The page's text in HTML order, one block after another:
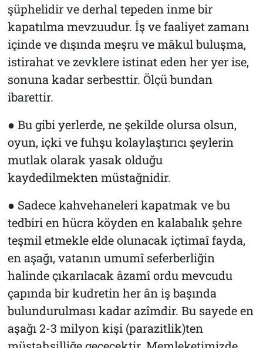
şüphelidir ve derhal tepeden inme bir
kapatılma mevzuudur. İş ve faaliyet zamanı
içinde ve dışında meşru ve mâkul buluşma,
istirahat ve zevklere istinat eden her yer ise,
sonuna kadar serbesttir. Ölçü bundan
ibarettir.
● Bu gibi yerlerde, ne şekilde olursa olsun,
oyun, içki ve fuhşu kolaylaştırıcı şeylerin
mutlak olarak yasak olduğu
kaydedilmekten müstağnidir.
● Sadece kahvehaneleri kapatmak ve bu
tedbiri en hücra köyden en kalabalık şehre
teşmil etmekle elde olunacak içtimaî fayda,
en aşağı, vatanın umumî seferberliğin
halinde çıkarılacak âzamî ordu mevcudu
çapında bir kudretin her ân iş başında
bulundurulması kadar azîmdir. Bu sayede en
aşağı 2-3 milyon kişi (parazitlik)ten